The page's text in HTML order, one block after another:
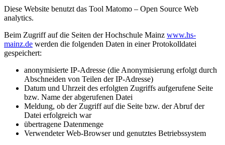
Diese Website benutzt das Tool Matomo – Open Source Web
analytics.
Beim Zugriff auf die Seiten der Hochschule Mainz www.hs-
mainz.de werden die folgenden Daten in einer Protokolldatei
gespeichert:
anonymisierte IP-Adresse (die Anonymisierung erfolgt durch
Abschneiden von Teilen der IP-Adresse)
Datum und Uhrzeit des erfolgten Zugriffs aufgerufene Seite
bzw. Name der abgerufenen Datei
Meldung, ob der Zugriff auf die Seite bzw. der Abruf der
Datei erfolgreich war
übertragene Datenmenge
Verwendeter Web-Browser und genutztes Betriebssystem